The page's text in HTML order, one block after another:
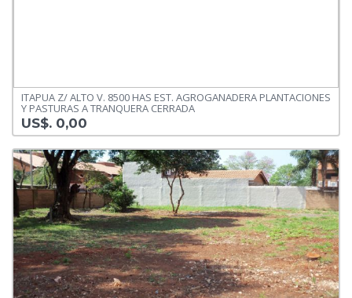
ITAPUA Z/ ALTO V. 8500 HAS EST. AGROGANADERA PLANTACIONES
Y PASTURAS A TRANQUERA CERRADA
US$. 0,00